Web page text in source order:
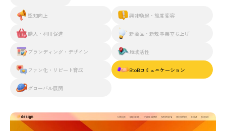
認知向上 興味喚起・態度変容
購入・利用促進 新商品・新規事業立ち上げ
ブランディング・デザイン 地域活性
ファン化・リピート育成 BtoBコミュニケーション
グローバル展開